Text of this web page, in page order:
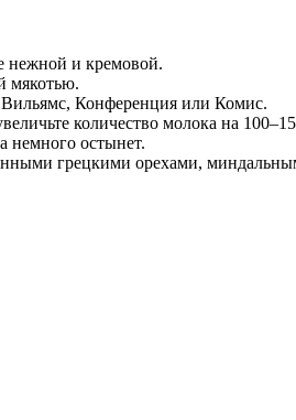
нежной и кремовой.
мякотью.
Конференция или Комис.
количество молока на
немного остынет.
грецкими орехами,